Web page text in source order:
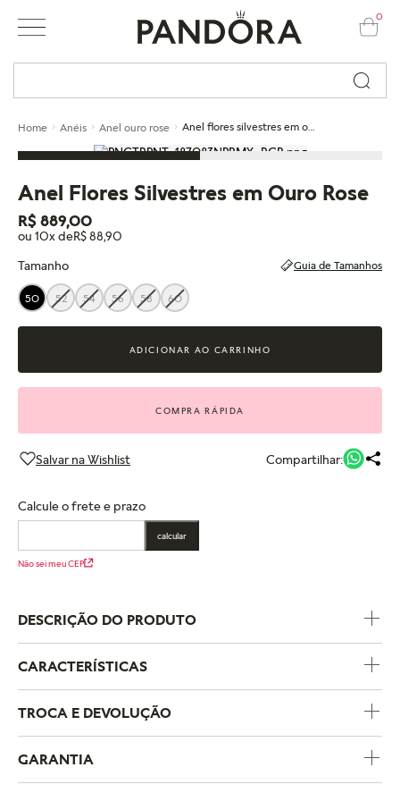
0
Busque por nome ou código...
Home Anéis Anel ouro rose
Anel Flores Silvestres em Ouro Rose
R$ 889,00
ou 10x deR$ 88,90
Tamanho
Guia de Tamanhos
50 52 54 56 58 60
ADICIONAR AO CARRINHO
COMPRA RÁPIDA
Compartilhar:
Calcule o frete e prazo
calcular
Não sei meu CEP
DESCRIÇÃO DO PRODUTO
CARACTERÍSTICAS
Temas
Flores e Natureza
Pedras
TROCA E DEVOLUÇÃO
GARANTIA